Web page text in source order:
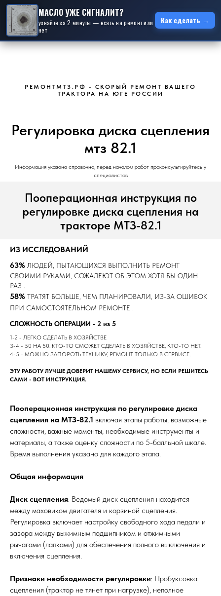
МАСЛО УЖЕ СИГНАЛИТ?
узнайте за 2 минуты — ехать на ремонт или
нет
Как сделать →
РЕМОНТМТЗ.РФ - СКОРЫЙ РЕМОНТ ВАШЕГО
ТРАКТОРА НА ЮГЕ РОССИИ
Регулировка диска сцепления
мтз 82.1
Информация указана справочно, перед началом работ проконсультируйтесь у
специалистов
Пооперационная инструкция по
регулировке диска сцепления на
тракторе МТЗ-82.1
ИЗ ИССЛЕДОВАНИЙ
63% ЛЮДЕЙ, ПЫТАЮЩИХСЯ ВЫПОЛНИТЬ РЕМОНТ
СВОИМИ РУКАМИ, СОЖАЛЕЮТ ОБ ЭТОМ ХОТЯ БЫ ОДИН
РАЗ .
58% ТРАТЯТ БОЛЬШЕ, ЧЕМ ПЛАНИРОВАЛИ, ИЗ-ЗА ОШИБОК
ПРИ САМОСТОЯТЕЛЬНОМ РЕМОНТЕ .
СЛОЖНОСТЬ ОПЕРАЦИИ - 2 из 5
1-2 - ЛЕГКО СДЕЛАТЬ В ХОЗЯЙСТВЕ
3-4 - 50 НА 50. КТО-ТО СМОЖЕТ СДЕЛАТЬ В ХОЗЯЙСТВЕ, КТО-ТО НЕТ.
4-5 - МОЖНО ЗАПОРОТЬ ТЕХНИКУ, РЕМОНТ ТОЛЬКО В СЕРВИСЕ.
ЭТУ РАБОТУ ЛУЧШЕ ДОВЕРИТ НАШЕМУ СЕРВИСУ, НО ЕСЛИ РЕШИТЕСЬ
САМИ - ВОТ ИНСТРУКЦИЯ.
Пооперационная инструкция по регулировке диска
сцепления на МТЗ-82.1 включая этапы работы, возможные
сложности, важные моменты, необходимые инструменты и
материалы, а также оценку сложности по 5-балльной шкале.
Время выполнения указано для каждого этапа.
Общая информация
Диск сцепления: Ведомый диск сцепления находится
между маховиком двигателя и корзиной сцепления.
Регулировка включает настройку свободного хода педали и
зазора между выжимным подшипником и отжимными
рычагами (лапками) для обеспечения полного выключения и
включения сцепления.
Признаки необходимости регулировки: Пробуксовка
сцепления (трактор не тянет при нагрузке), неполное